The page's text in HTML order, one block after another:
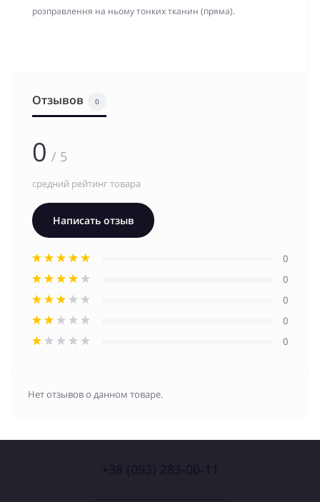
розправлення на ньому тонких тканин (пряма).
Отзывов 0
0 / 5
средний рейтинг товара
Написать отзыв
0
0
0
0
0
Нет отзывов о данном товаре.